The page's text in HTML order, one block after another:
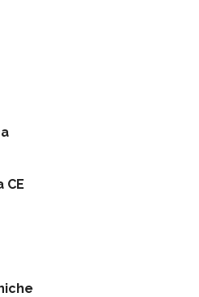
CE